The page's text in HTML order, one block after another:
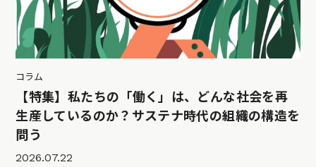
コラム
【特集】私たちの「働く」は、どんな社会を再
生産しているのか？サステナ時代の組織の構造を
問う
2026.07.22